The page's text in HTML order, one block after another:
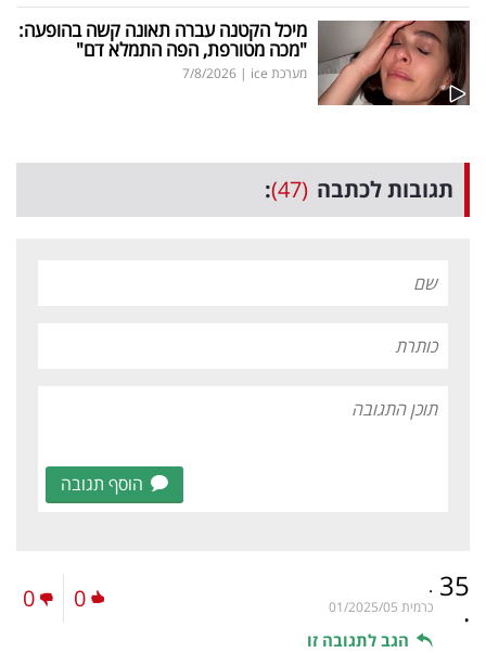
מיכל הקטנה עברה תאונה קשה בהופעה:
"מכה מטורפת, הפה התמלא דם"
מערכת ice |
7/8/2026
תגובות לכתבה (47)
:
הוסף תגובה
35
.
.
כרמית 01/2025/05
הגב לתגובה זו
0
0